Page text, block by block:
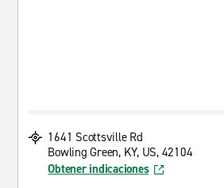
1641 Scottsville Rd
Bowling Green, KY, US, 42104
Obtener indicaciones